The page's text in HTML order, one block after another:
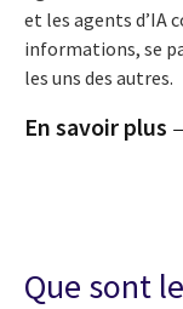
et les agents d’IA
informations, se
les uns des autres.
En savoir plus
Que sont